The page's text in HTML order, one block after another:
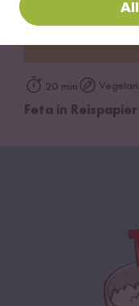
20 min
Feta in